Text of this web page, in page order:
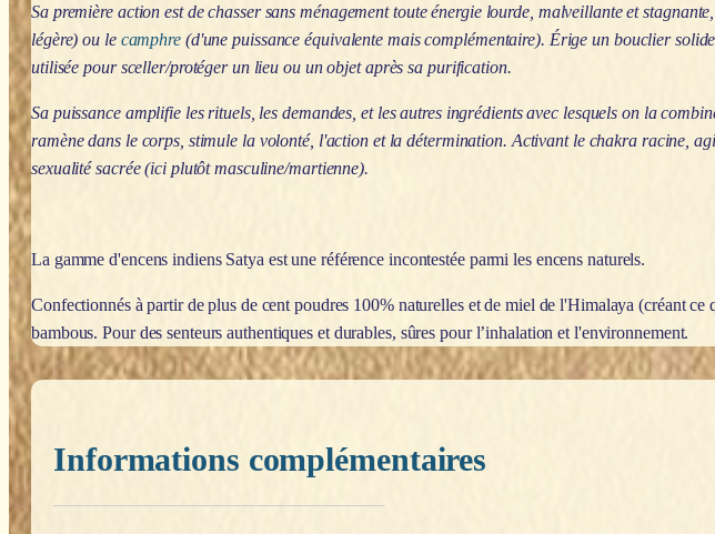
Sa première action est de chasser sans ménagement toute énergie lourde, malveillante et
légère) ou le camphre(d'une puissance équivalente mais complémentaire). Érige un bouclier
utilisée pour sceller/protéger un lieu ou un objet après sa purification.
Sa puissance amplifie les rituels, les demandes, et les autres ingrédients avec lesquels on la
ramène dans le corps, stimule la volonté, l'action et la détermination. Activant le chakra racine,
sexualité sacrée (ici plutôt masculine/martienne).
La gamme d'encens indiens Satya est une référence incontestée parmi les encens naturels.
Confectionnés à partir de plus de cent poudres 100% naturelles et de miel de l'Himalaya (créant
bambous. Pour des senteurs authentiques et durables, sûres pour l’inhalation et l'environnement.
Informations complémentaires